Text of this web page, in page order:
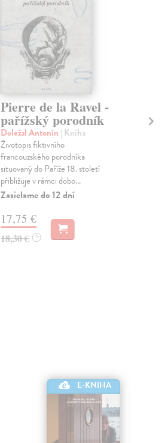
Pierre de la Ravel -
pařížský porodník
Doležal Antonín | Kniha
Životopis fiktivního
francouzského porodníka
situovaný do Paříže 18. století
přibližuje v rámci dobo...
Zasielame do 12 dní
17,75 €
18,30 € ?
E-KNIHA